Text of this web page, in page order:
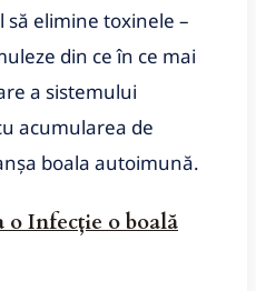
să elimine toxinele –
din ce în ce mai
a sistemului
acumularea de
boala autoimună.
o Infecțieo boală